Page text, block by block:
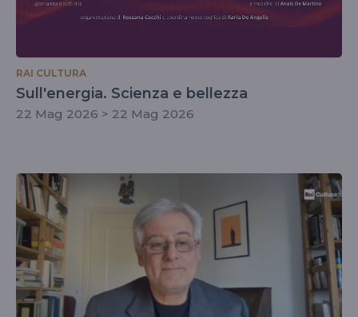
RAI CULTURA
Sull'energia. Scienza e bellezza
22 Mag 2026 > 22 Mag 2026